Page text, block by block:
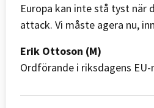
Europa kan inte stå tyst när
attack. Vi måste agera nu,
Erik Ottoson (M)
Ordförande i riksdagens EU-